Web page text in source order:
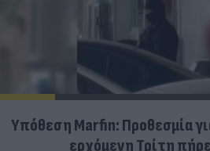
Υπόθεση Marfin: Προθεσμία
ερχόμενη Τρίτη